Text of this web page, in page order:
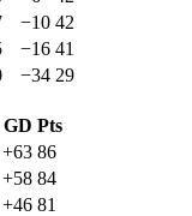
−10 42
−16 41
−34 29
GD Pts
+63 86
+58 84
+46 81